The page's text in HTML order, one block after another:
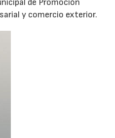
de Promoción
y comercio exterior.